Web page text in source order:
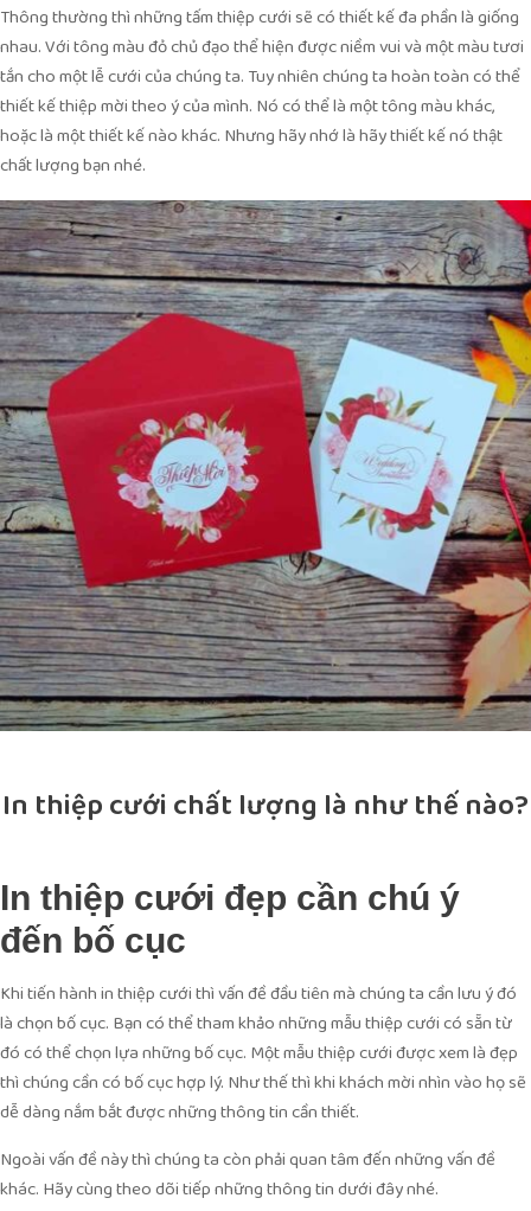
Thông thường thì những tấm thiệp cưới sẽ có thiết kế đa phần là giống
nhau. Với tông màu đỏ chủ đạo thể hiện được niềm vui và một màu tươi
tắn cho một lễ cưới của chúng ta. Tuy nhiên chúng ta hoàn toàn có thể
thiết kế thiệp mời theo ý của mình. Nó có thể là một tông màu khác,
hoặc là một thiết kế nào khác. Nhưng hãy nhớ là hãy thiết kế nó thật
chất lượng bạn nhé.
In thiệp cưới chất lượng là như thế nào?
In thiệp cưới đẹp cần chú ý
đến bố cục
Khi tiến hành in thiệp cưới thì vấn đề đầu tiên mà chúng ta cần lưu ý đó
là chọn bố cục. Bạn có thể tham khảo những mẫu thiệp cưới có sẵn từ
đó có thể chọn lựa những bố cục. Một mẫu thiệp cưới được xem là đẹp
thì chúng cần có bố cục hợp lý. Như thế thì khi khách mời nhìn vào họ sẽ
dễ dàng nắm bắt được những thông tin cần thiết.
Ngoài vấn đề này thì chúng ta còn phải quan tâm đến những vấn đề
khác. Hãy cùng theo dõi tiếp những thông tin dưới đây nhé.